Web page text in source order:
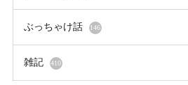
ぶっちゃけ話 146
雑記 410